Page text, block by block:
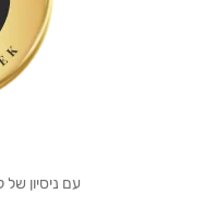
עם ניסיון של